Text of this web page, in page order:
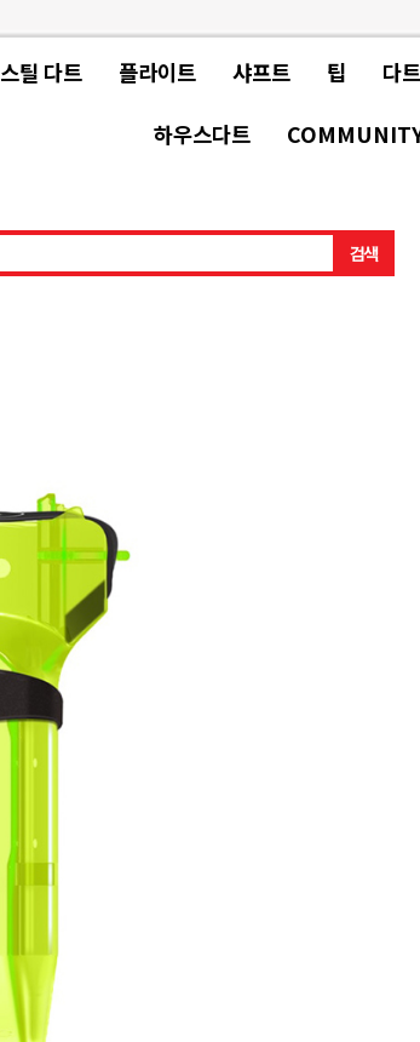
스틸 다트 플라이트 샤프트 팁 다
하우스다트